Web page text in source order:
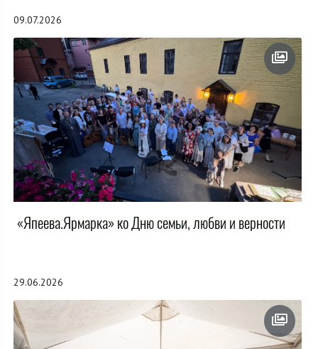
09.07.2026
«Япеева.Ярмарка» ко Дню семьи, любви и верности
29.06.2026